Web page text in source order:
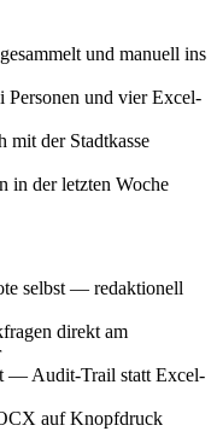
und manuell ins
Personen und vier Excel-
mit der Stadtkasse
in der letzten Woche
selbst — redaktionell
direkt am
— Audit-Trail statt Excel-
auf Knopfdruck